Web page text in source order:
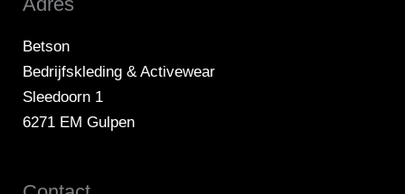
Betson
Bedrijfskleding & Activewear
Sleedoorn 1
6271 EM Gulpen